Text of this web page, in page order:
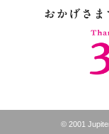
© 2001